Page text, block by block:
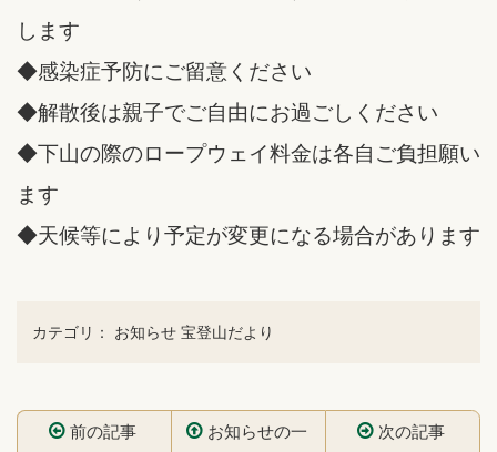
します
◆感染症予防にご留意ください
◆解散後は親子でご自由にお過ごしください
◆下山の際のロープウェイ料金は各自ご負担願い
ます
◆天候等により予定が変更になる場合があります
カテゴリ： お知らせ 宝登山だより
前の記事
お知らせの一
次の記事